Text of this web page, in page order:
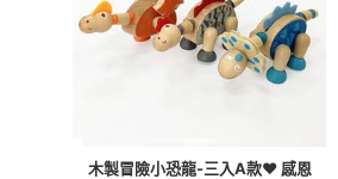
木製冒險小恐龍-三入A款❤ 感恩